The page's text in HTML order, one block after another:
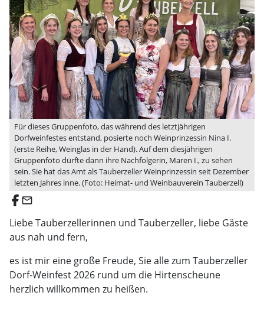
Für dieses Gruppenfoto, das während des letztjährigen
Dorfweinfestes entstand, posierte noch Weinprinzessin Nina I.
(erste Reihe, Weinglas in der Hand). Auf dem diesjährigen
Gruppenfoto dürfte dann ihre Nachfolgerin, Maren I., zu sehen
sein. Sie hat das Amt als Tauberzeller Weinprinzessin seit Dezember
letzten Jahres inne. (Foto: Heimat- und Weinbauverein Tauberzell)
email
Liebe Tauberzellerinnen und Tauberzeller, liebe Gäste
aus nah und fern,
es ist mir eine große Freude, Sie alle zum Tauberzeller
Dorf-Weinfest 2026 rund um die Hirtenscheune
herzlich willkommen zu heißen.